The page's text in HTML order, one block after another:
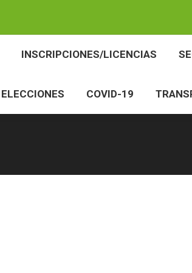
INSCRIPCIONES/LICENCIAS
ELECCIONES COVID-19
ELECCIONES COVID-19